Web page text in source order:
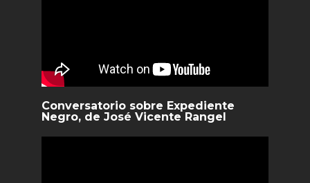
Conversatorio sobre Expediente
Negro, de José Vicente Rangel